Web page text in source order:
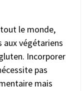
le monde,
aux végétariens
Incorporer
pas
mais